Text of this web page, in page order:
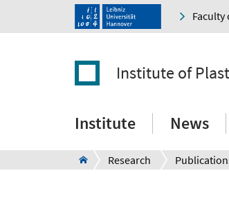
Faculty
Institute of
Institute News
Research